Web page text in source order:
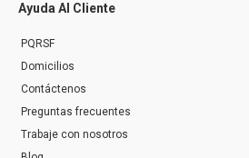
Ayuda Al Cliente
PQRSF
Domicilios
Contáctenos
Preguntas frecuentes
Trabaje con nosotros